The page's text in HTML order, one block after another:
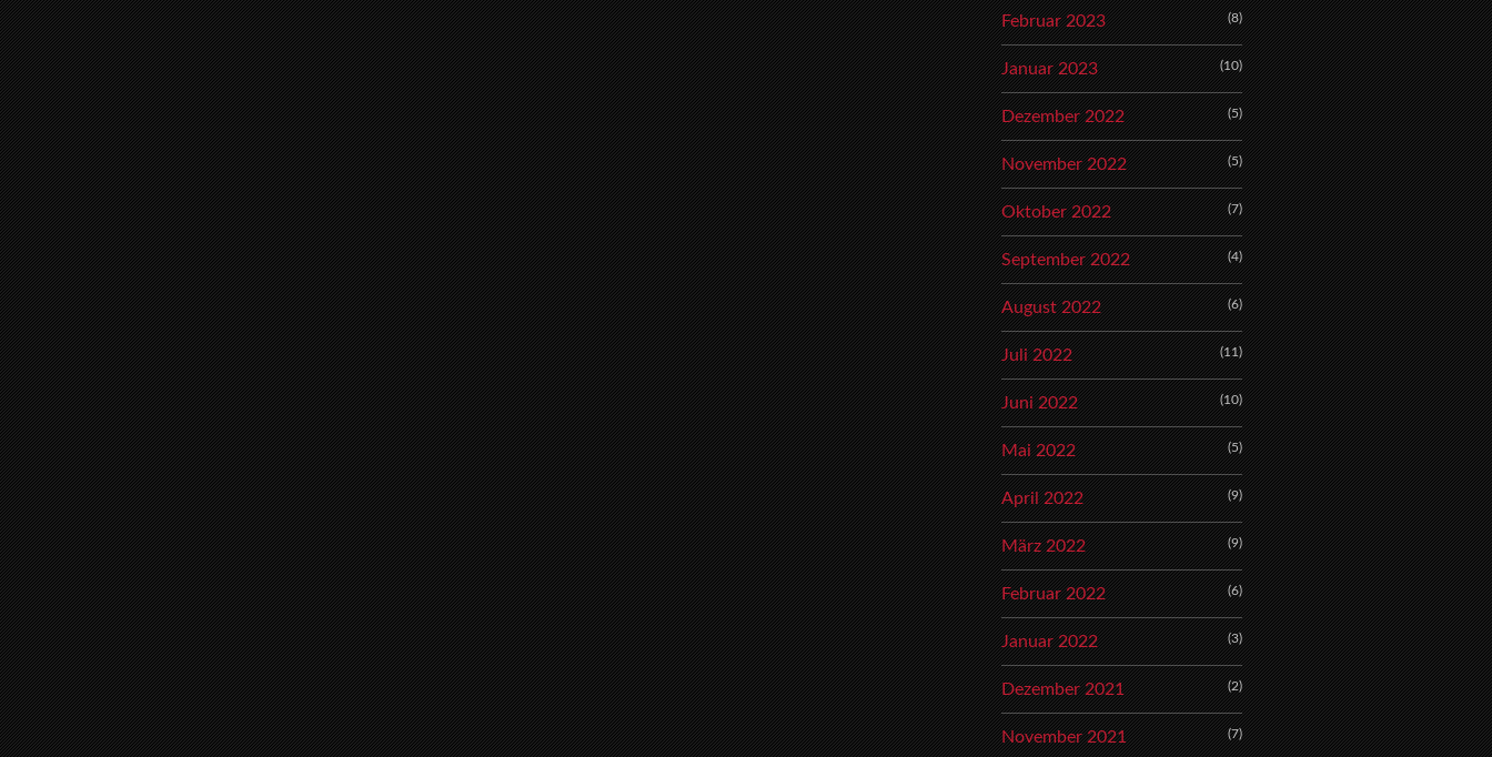
Februar 2023 (8)
Januar 2023 (10)
Dezember 2022 (5)
November 2022 (5)
Oktober 2022 (7)
September 2022 (4)
August 2022 (6)
Juli 2022 (11)
Juni 2022 (10)
Mai 2022 (5)
April 2022 (9)
März 2022 (9)
Februar 2022 (6)
Januar 2022 (3)
Dezember 2021 (2)
November 2021 (7)